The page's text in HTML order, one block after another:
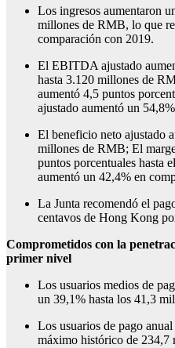
Los ingresos aumentaron
millones de RMB, lo que
comparación con 2019.
El EBITDA ajustado
hasta 3.120 millones de
aumentó 4,5 puntos
ajustado aumentó un
El beneficio neto ajustado
millones de RMB; El
puntos porcentuales hasta
aumentó un 42,4% en
La Junta recomendó el
centavos de Hong Kong
Comprometidos con la
primer nivel
Los usuarios medios de
un 39,1% hasta los 41,3
Los usuarios de pago
máximo histórico de 234,7